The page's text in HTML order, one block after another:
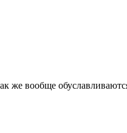
же вообще